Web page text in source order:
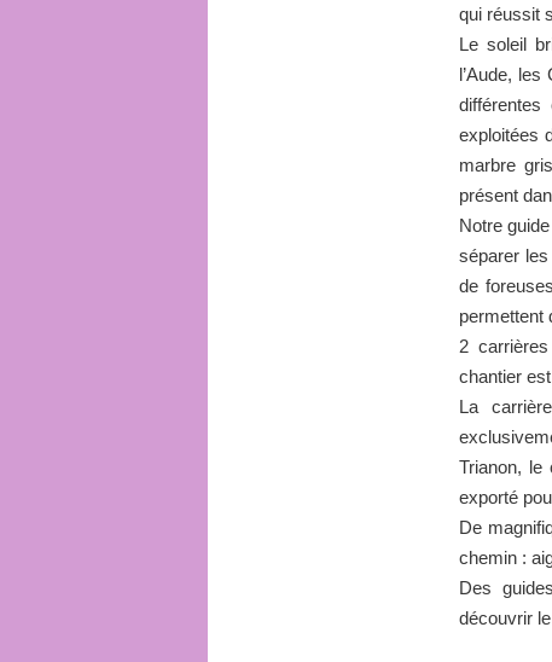
qui réussit
Le soleil
l’Aude,
exploitées
marbre
présent
Notre
séparer
de
permettent
2
chantier
La
Trianon, le
exporté
De
chemin :
Des
découvrir